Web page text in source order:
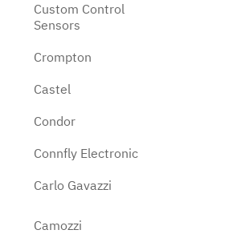
Custom Control
Sensors
Crompton
Castel
Condor
Connfly Electronic
Carlo Gavazzi
Camozzi